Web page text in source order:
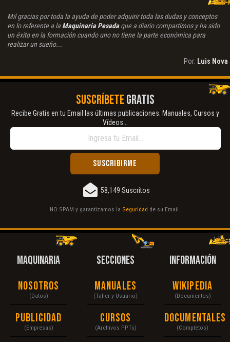
Mil gracias por toda la ayuda de poder adquirir toda las dudas y conceptos
en lo referente a la Maquinaria Pesadaque a diario compartimos y ha sido
un éxito en la formación cuando uno no tiene la parte económica para
realizar un sueño...
Por: Luis Nova
SUSCRÍBETEGRATIS
Recibe Gratis en tu Email las últimas publicaciones. Manuales, Cursos y
Vídeos...
58,149 Suscritos
NO SPAM y garantizamos la Seguridad de su Email.
MAQUINARIA
Nosotros
(Datos)
Publicidad
(Empresas)
SECCIONES
Manuales
(Taller y Usuario)
Cursos
(Archivos PPTs)
INFORMACIÓN
Wikipedia
(Documentos)
Documentales
(Completos)